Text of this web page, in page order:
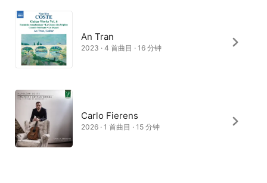
An Tran
2023 · 4 首曲目 · 16 分钟
Carlo Fierens
2026 · 1 首曲目 · 15 分钟